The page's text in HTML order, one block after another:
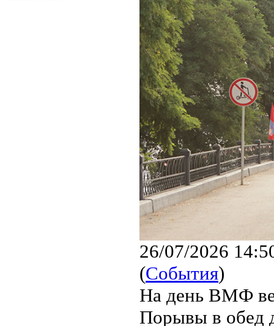
26/07/2026
(События)
На день ВМФ
Порывы в обед